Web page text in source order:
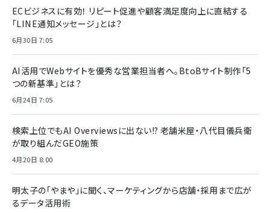
ECビジネスに有効！ リピート促進や顧客満足度向上に直結する
「LINE通知メッセージ」とは？
6月30日 7:05
AI活用でWebサイトを優秀な営業担当者へ。BtoBサイト制作「5
つの新基準」とは？
6月24日 7:05
検索上位でもAI Overviewsに出ない!? 老舗米屋・八代目儀兵衛
が取り組んだGEO施策
4月20日 8:00
明太子の「やまや」に聞く、マーケティングから店舗・採用まで広が
るデータ活用術